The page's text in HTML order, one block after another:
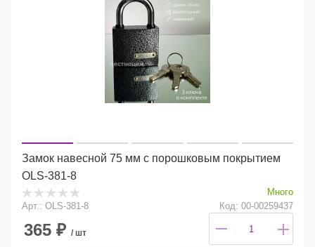
Замок навесной 75 мм с порошковым покрытием
OLS-381-8
Много
Арт.: OLS-381-8
Код: 00-00259437
365 ₽ / шт